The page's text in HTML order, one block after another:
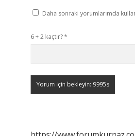
Daha sonraki yorumlarımda
6 + 2 kaçtır?*